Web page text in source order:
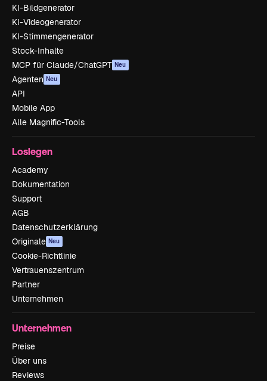
KI-Bildgenerator
KI-Videogenerator
KI-Stimmengenerator
Stock-Inhalte
MCP für Claude/ChatGPT Neu
Agenten Neu
API
Mobile App
Alle Magnific-Tools
Loslegen
Academy
Dokumentation
Support
AGB
Datenschutzerklärung
Originale Neu
Cookie-Richtlinie
Vertrauenszentrum
Partner
Unternehmen
Unternehmen
Preise
Über uns
Reviews